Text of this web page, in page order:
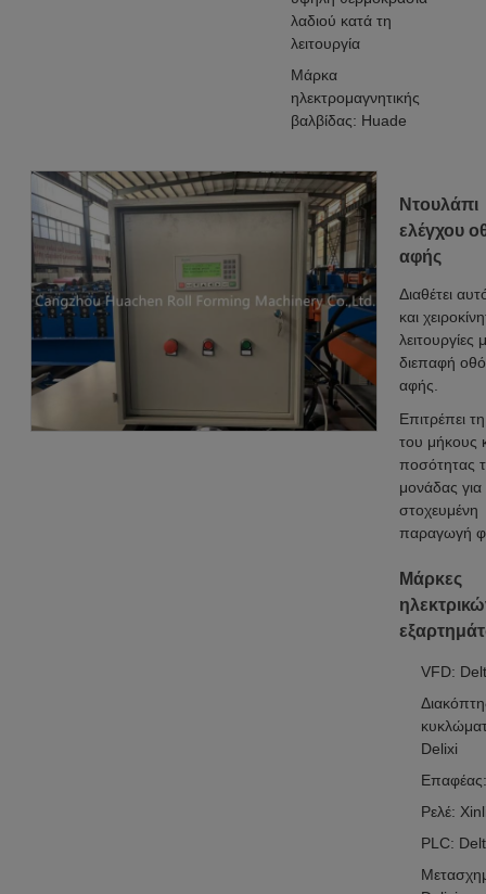
λαδιού κατά τη
λειτουργία
Μάρκα
ηλεκτρομαγνητικής
βαλβίδας: Huade
Ντουλάπι
ελέγχου
αφής
Διαθέτει
και
λειτουργίες
διεπαφή
αφής.
Επιτρέπει
του μήκους
ποσότητας
μονάδας για
στοχευμένη
παραγωγή
Μάρκες
VFD:
Delixi
Ρελέ:
PLC: